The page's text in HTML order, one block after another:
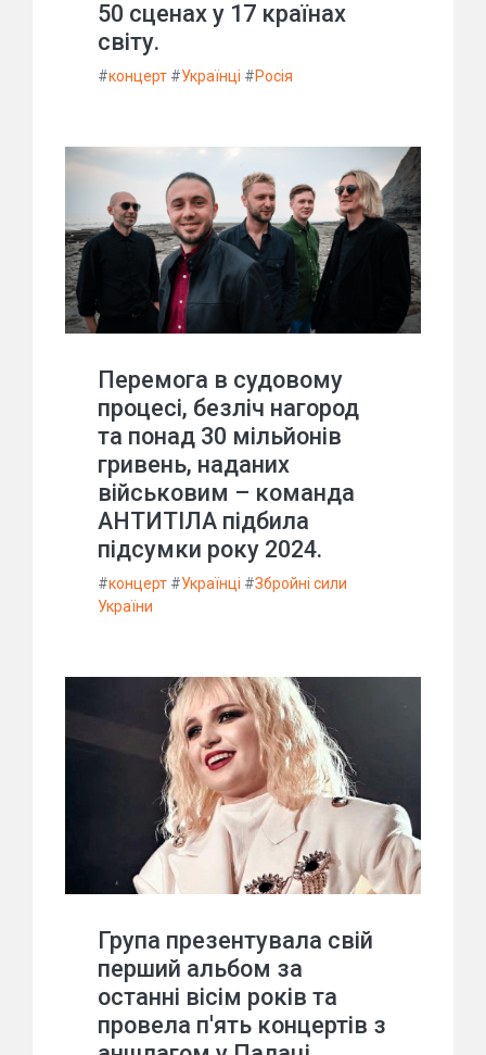
50 сценах у 17 країнах
світу.
#концерт #Українці #Росія
Перемога в судовому
процесі, безліч нагород
та понад 30 мільйонів
гривень, наданих
військовим – команда
АНТИТІЛА підбила
підсумки року 2024.
#концерт #Українці #Збройні сили
України
Група презентувала свій
перший альбом за
останні вісім років та
провела п'ять концертів з